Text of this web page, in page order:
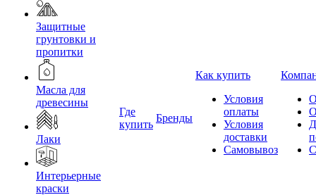
Защитные
грунтовки и
пропитки
Масла для
древесины
Лаки
Интерьерные
краски
Где
купить
Бренды
Как купить
Условия
оплаты
Условия
доставки
Самовывоз